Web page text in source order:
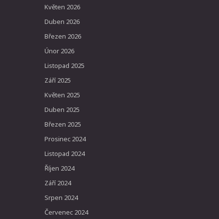
Květen 2026
Duben 2026
Březen 2026
Únor 2026
Listopad 2025
Září 2025
Květen 2025
Duben 2025
Březen 2025
Prosinec 2024
Listopad 2024
Říjen 2024
Září 2024
Srpen 2024
Červenec 2024